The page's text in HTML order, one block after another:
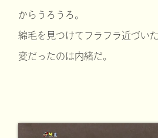
からうろうろ。
綿毛を見つけてフラフラ近づい
変だったのは内緒だ。